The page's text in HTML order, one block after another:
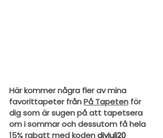
Här kommer några fler av mina
favorittapeter från På Tapeten för
dig som är sugen på att tapetsera
om i sommar och dessutom få hela
15% rabatt med koden diyjuli20